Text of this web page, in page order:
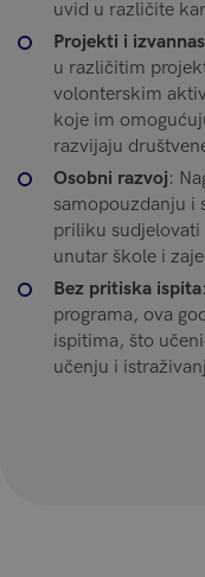
uvid u različite
Projekti i
u različitim
volonterskim
koje im
razvijaju
Osobni razvoj:
samopouzdanju i
priliku
unutar škole i
Bez pritiska ispita
programa, ova
ispitima, što
učenju i